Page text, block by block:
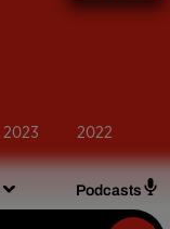
Podcasts
2023 2022